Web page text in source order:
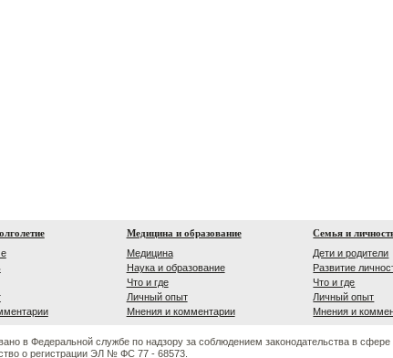
Медицина и образование
Медицина
Наука и образование
Что и где
Личный опыт
Мнения и комментарии
Семья и
Дети и родители
Развитие
Что и где
Личный опыт
Мнения и
в Федеральной службе по надзору за соблюдением законодательства в
о регистрации ЭЛ № ФС 77 - 68573.